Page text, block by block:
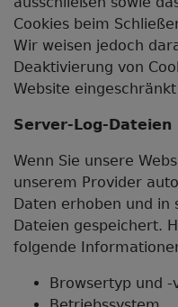
Cookies beim
Wir weisen jedoch
Deaktivierung von
Website
Server-Log-Dateien
Wenn Sie unsere
unserem Provider
Daten erhoben und in
Dateien gespeichert.
folgende
Browsertyp und -